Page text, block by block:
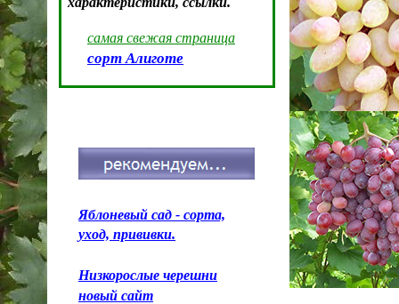
самая свежая страница
сорт Алиготе
Яблоневый сад - сорта,
уход, прививки.
Низкорослые черешни
новый сайт